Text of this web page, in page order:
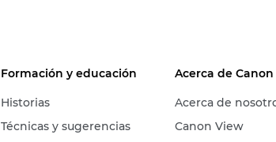
Formación y educación
Historias
Técnicas y sugerencias
Acerca de Canon
Acerca de
Canon View